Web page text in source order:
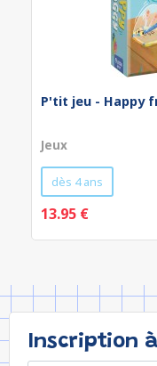
P'tit jeu - Happy
Jeux
dès 4 ans
13.95 €
Inscription